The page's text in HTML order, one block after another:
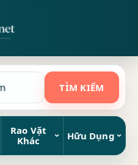
Rao Vặt
Khác
Hữu Dụng